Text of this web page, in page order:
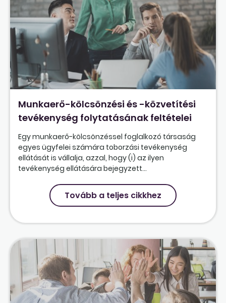
Munkaerő-kölcsönzési és -közvetítési
tevékenység folytatásának feltételei
Egy munkaerő-kölcsönzéssel foglalkozó társaság
egyes ügyfelei számára toborzási tevékenység
ellátását is vállalja, azzal, hogy (i) az ilyen
tevékenység ellátására bejegyzett...
Tovább a teljes cikkhez